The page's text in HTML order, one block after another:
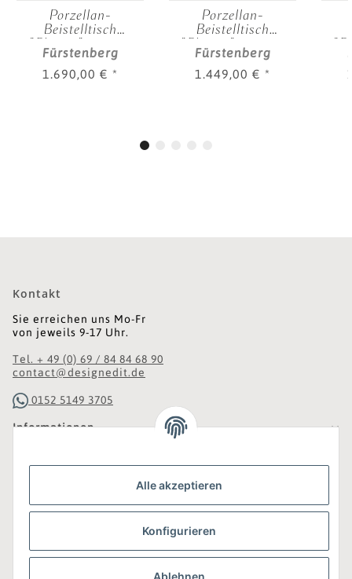
Alle akzeptieren
Konfigurieren
Porzellan-
Beistelltisch
"Plisago", 52 cm,
Weiß
Fürstenberg
1.690,00 € *
Porzellan-
Beistelltisch
"Plisago", 42 cm,
Rosé
Fürstenberg
1.449,00 € *
Kontakt
Sie erreichen uns Mo-Fr
von jeweils 9-17 Uhr.
Tel. + 49 (0) 69 / 84 84 68 90
contact@designedit.de
0152 5149 3705
Informationen
Gesetzliche Informationen
Was ist DesignEdit_?
Eine Online-Boutique für individuelles Design.
Ausgewählte Designer-Möbel und Accessoires, neue und
gebrauchte Designklassiker, die Entdeckung